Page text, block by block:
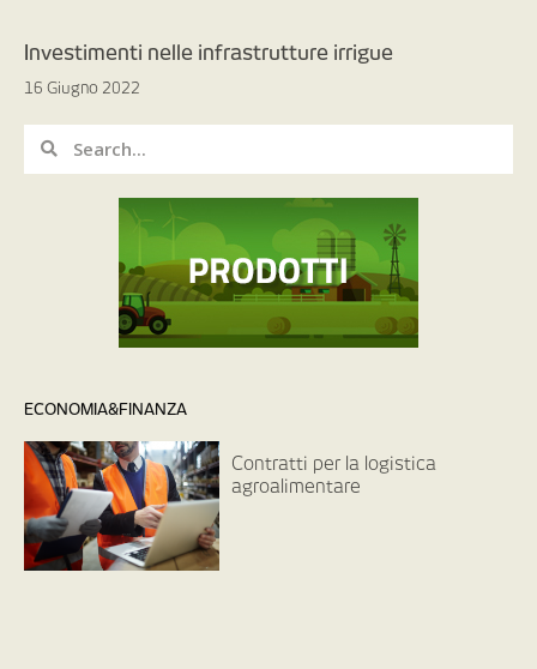
Investimenti nelle infrastrutture irrigue
16 Giugno 2022
ECONOMIA&FINANZA
Contratti per la logistica
agroalimentare